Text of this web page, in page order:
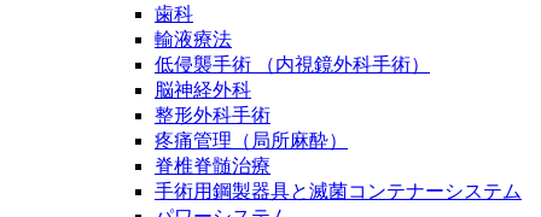
製品ポートフォリオ​
こちらの製品ポートフォリオからも、製品をお探しい
ただくことができます。
歯科
輸液療法
低侵襲手術 （内視鏡外科手術）
脳神経外科
整形外科手術
疼痛管理（局所麻酔）
脊椎脊髄治療
手術用鋼製器具と滅菌コンテナーシステム